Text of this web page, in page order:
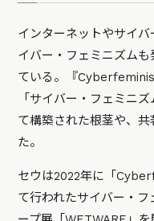
インターネットやサイ
イバー・フェミニズム
ている。『
「サイバー・フェミニ
て構築された根茎や、
た。
セウは2022年に「
て行われたサイバー・